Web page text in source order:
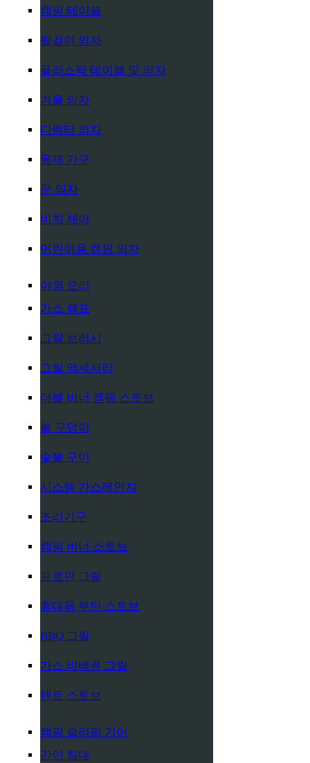
캠핑 테이블
팔걸이 의자
플라스틱 테이블 및 의자
겨울 의자
디렉터 의자
목재 가구
문 의자
비치 체어
어린이용 캠핑 의자
야외 요리
가스 램프
그릴 브러시
그릴 액세서리
더블 버너 캠핑 스토브
불 구덩이
숯불 구이
시스템 가스레인지
조리기구
캠핑 버너 스토브
프로판 그릴
휴대용 부탄 스토브
BBQ 그릴
가스 바베큐 그릴
텐트 스토브
캠핑 슬리핑 기어
간이 침대